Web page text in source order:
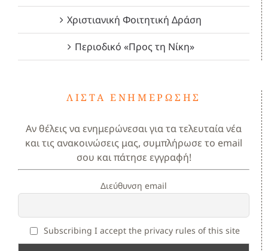
Χριστιανική Φοιτητική Δράση
Περιοδικό «Προς τη Νίκη»
ΛΊΣΤΑ ΕΝΗΜΈΡΩΣΗΣ
Αν θέλεις να ενημερώνεσαι για τα τελευταία νέα
και τις ανακοινώσεις μας, συμπλήρωσε το email
σου και πάτησε εγγραφή!
Διεύθυνση email
Subscribing I accept the privacy rules of this site